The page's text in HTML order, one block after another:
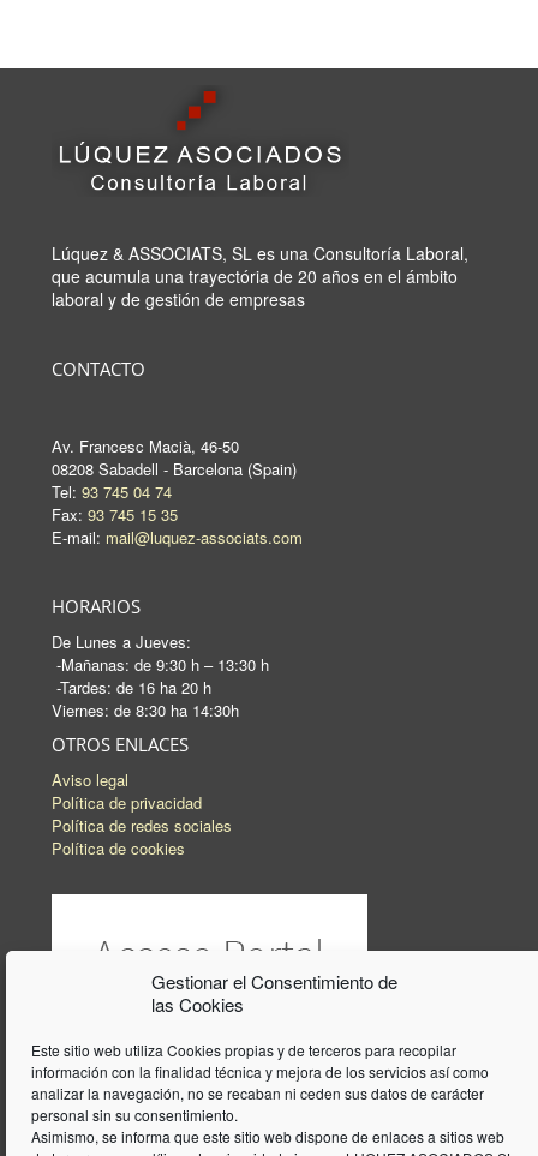
Gestionar el Consentimiento de
las Cookies
Este sitio web utiliza Cookies propias y de terceros para recopilar
información con la finalidad técnica y mejora de los servicios así como
analizar la navegación, no se recaban ni ceden sus datos de carácter
personal sin su consentimiento.
Asimismo, se informa que este sitio web dispone de enlaces a sitios web
Lúquez & ASSOCIATS, SL es una Consultoría Laboral,
que acumula una trayectória de 20 años en el ámbito
laboral y de gestión de empresas
CONTACTO
Av. Francesc Macià, 46-50
08208 Sabadell - Barcelona (Spain)
Tel: 93 745 04 74
Fax: 93 745 15 35
E-mail: mail@luquez-associats.com
HORARIOS
De Lunes a Jueves:
-Mañanas: de 9:30 h – 13:30 h
-Tardes: de 16 ha 20 h
Viernes: de 8:30 ha 14:30h
OTROS ENLACES
Aviso legal
Política de privacidad
Política de redes sociales
Política de cookies